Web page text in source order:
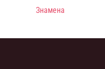
Знамена